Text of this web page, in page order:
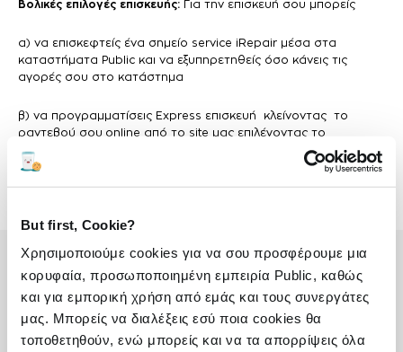
But first, Cookie?
Χρησιμοποιούμε cookies για να σου προσφέρουμε μια
κορυφαία, προσωποποιημένη εμπειρία Public, καθώς
και για εμπορική χρήση από εμάς και τους συνεργάτες
μας. Μπορείς να διαλέξεις εσύ ποια cookies θα
τοποθετηθούν, ενώ μπορείς και να τα απορρίψεις όλα
Βολικές επιλογές επισκευής:Για την επισκευή σου μπορείς
α) να επισκεφτείς ένα σημείο service iRepair μέσα στα
καταστήματα Public και να εξυπηρετηθείς όσο κάνεις τις
αγορές σου στο κατάστημα
β) να προγραμματίσεις Express επισκευή κλείνοντας το
ραντεβού σου online από το site μας επιλέγοντας το
κατάστημα, τη μέρα και την ώρα που σε βολεύει για να
εξυπηρετηθείς με προτεραιότητα άμεσα, χωρίς αναμονή.
Η συσκευή σου μπορεί να χρειάζεται και
κάποια από τις παρακάτω επισκευές: